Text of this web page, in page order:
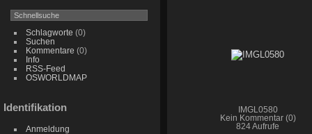
Schlagworte (0)
Suchen
Kommentare (0)
Info
RSS-Feed
OSWORLDMAP
Identifikation
Anmeldung
IMGL0580
Kein Kommentar (0)
824 Aufrufe